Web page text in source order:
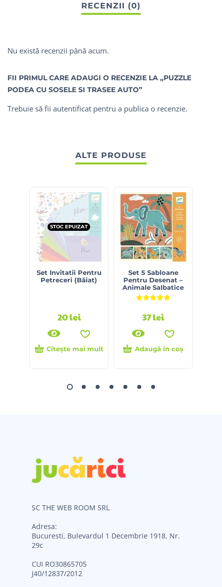
Nu există recenzii până acum.
FII PRIMUL CARE ADAUGI O RECENZIE LA „PUZZLE
PODEA CU SOSELE SI TRASEE AUTO”
Trebuie să fii autentificat pentru a publica o recenzie.
ALTE PRODUSE
STOC EPUIZAT
Set Invitatii Pentru
Petreceri (Băiat)
20lei
Citește mai mult
Set 5 Sabloane
Pentru Desenat –
Animale Salbatice
37lei
Adaugă în coș
SC THE WEB ROOM SRL
Adresa:
Bucuresti, Bulevardul 1 Decembrie 1918, Nr.
29c
CUI RO30865705
J40/12837/2012